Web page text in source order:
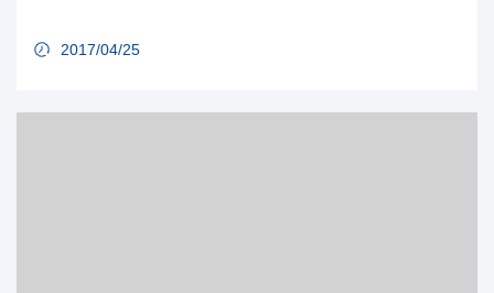
2017/04/25